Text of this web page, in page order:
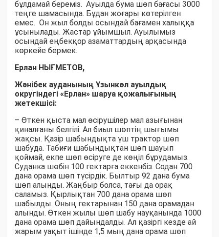
бұлдамай береміз. Ауылда бума шөп бағасы 3000
теңге шамасында. Бұдан жоғары көтерілген
емес. Он жыл болды осындай бағамен халыққа
ұсынылады. Жастар ұйымшыл. Ауылымыз
осындай еңбекқор азаматтардың арқасында
көркейе бермек.
Ерлан НЫҒМЕТОВ,
Жәнібек ауданының Ұзынкөл ауылдық
округіндегі «Ерлан» шаруа қожалығының
жетекшісі:
– Өткен қыста мал өсірушілер мал азығынан
қиналғаны белгілі. Ал биыл шөптің шығымы
жақсы. Қазір шабындықта үш трактор шөп
шабуда. Табиғи шабындықтан шөп шауып
қоймай, екпе шөп өсіруге де көңіл бұрудамыз.
Суданка шөбін 100 гектарға еккенбіз. Содан 700
дана орама шөп түсірдік. Былтыр 92 дана бума
шөп алынды. Жаңбыр болса, тағы да орақ
саламыз. Қырлықтан 700 дана орама шөп
шабылды. Оның гектарынан 150 дана орамадан
алынды. Өткен жылы шөп шабу науқанында 1000
дана орама шөп дайындалды. Ал қазіргі кезде ай
жарым уақыт ішінде 1,5 мың дана орама шөп